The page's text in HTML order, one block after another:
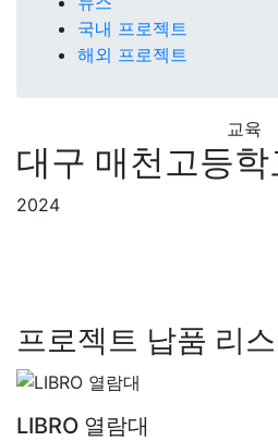
국내 프로젝트
해외 프로젝트
교육
대구 매천고등학
2024
프로젝트 납품 리
LIBRO 열람대